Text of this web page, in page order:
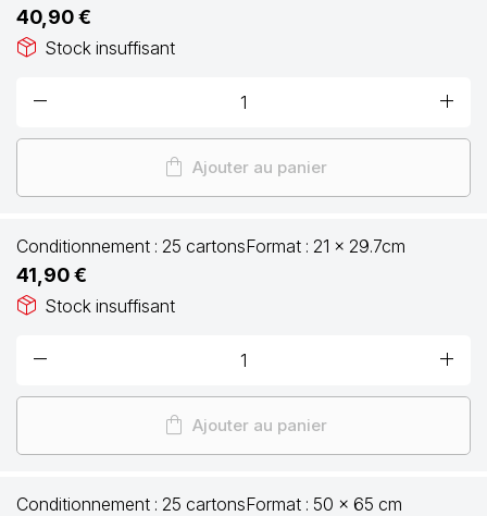
40,90 €
package_2 Stock insuffisant
remove add
shopping_bag Ajouter au panier
Conditionnement : 25 cartonsFormat : 21 x 29.7cm
41,90 €
package_2 Stock insuffisant
remove add
shopping_bag Ajouter au panier
Conditionnement : 25 cartonsFormat : 50 x 65 cm